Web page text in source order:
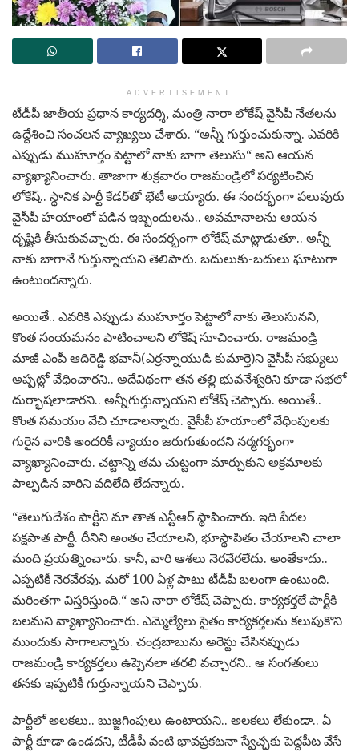
ADVERTISEMENT
టీడీపీ జాతీయ ప్ర‌ధాన కార్య‌ద‌ర్శి, మంత్రి నారా లోకేష్ వైసీపీ నేత‌ల‌ను
ఉద్దేశించి సంచ‌ల‌న వ్యాఖ్య‌లు చేశారు. “అన్నీ గుర్తుంచుకున్నా. ఎవ‌రికి
ఎప్పుడు ముహూర్తం పెట్టాలో నాకు బాగా తెలుసు“ అని ఆయ‌న
వ్యాఖ్యానించారు. తాజాగా శుక్ర‌వారం రాజ‌మండ్రిలో ప‌ర్య‌టించిన
లోకేష్‌.. స్థానిక పార్టీ కేడ‌ర్‌తో భేటీ అయ్యారు. ఈ సంద‌ర్భంగా ప‌లువురు
వైసీపీ హ‌యాంలో ప‌డిన ఇబ్బందుల‌ను.. అవ‌మానాల‌ను ఆయ‌న
దృష్టికి తీసుకువ‌చ్చారు. ఈ సంద‌ర్భంగా లోకేష్ మాట్లాడుతూ.. అన్నీ
నాకు బాగానే గుర్తున్నాయ‌ని తెలిపారు. బ‌దులుకు-బ‌దులు ఘాటుగా
ఉంటుంద‌న్నారు.
అయితే.. ఎవ‌రికి ఎప్పుడు ముహూర్తం పెట్టాలో నాకు తెలుసున‌ని,
కొంత సంయ‌మ‌నం పాటించాల‌ని లోకేష్ సూచించారు. రాజ‌మండ్రి
మాజీ ఎంపీ ఆదిరెడ్డి భ‌వానీ(ఎర్ర‌న్నాయుడి కుమార్తె)ని వైసీపీ స‌భ్యులు
అప్ప‌ట్లో వేధించార‌ని.. అదేవిథంగా త‌న త‌ల్లి భువ‌నేశ్వ‌రిని కూడా స‌భ‌లో
దుర్భాష‌లాడార‌ని.. అన్నీగుర్తున్నాయ‌ని లోకేష్ చెప్పారు. అయితే..
కొంత స‌మ‌యం వేచి చూడాలన్నారు. వైసీపీ హ‌యాంలో వేధింపుల‌కు
గురైన వారికి అంద‌రికీ న్యాయం జ‌రుగుతుంద‌ని న‌ర్మ‌గ‌ర్భంగా
వ్యాఖ్యానించారు. చ‌ట్టాన్ని త‌మ చుట్టంగా మార్చుకుని అక్ర‌మాల‌కు
పాల్ప‌డిన వారిని వ‌దిలేది లేద‌న్నారు.
“తెలుగుదేశం పార్టీని మా తాత ఎన్టీఆర్ స్థాపించారు. ఇది పేద‌ల
ప‌క్షపాత పార్టీ. దీనిని అంతం చేయాల‌ని, భూస్థాపితం చేయాలని చాలా
మంది ప్ర‌య‌త్నించారు. కానీ, వారి ఆశ‌లు నెర‌వేర‌లేదు. అంతేకాదు..
ఎప్ప‌టికీ నెర‌వేర‌వు. మ‌రో 100 ఏళ్ల పాటు టీడీపీ బ‌లంగా ఉంటుంది.
మ‌రింత‌గా విస్త‌రిస్తుంది.“ అని నారా లోకేష్ చెప్పారు. కార్య‌క‌ర్త‌లే పార్టీకి
బ‌ల‌మ‌ని వ్యాఖ్యానించారు. ఎమ్మెల్యేలు సైతం కార్య‌కర్త‌ల‌ను క‌లుపుకొని
ముందుకు సాగాల‌న్నారు. చంద్ర‌బాబును అరెస్టు చేసిన‌ప్పుడు
రాజ‌మండ్రి కార్య‌క‌ర్త‌లు ఉప్పెన‌లా త‌ర‌లి వ‌చ్చార‌ని.. ఆ సంగ‌తులు
త‌న‌కు ఇప్ప‌టికీ గుర్తున్నాయ‌ని చెప్పారు.
పార్టీలో అల‌క‌లు.. బుజ్జ‌గింపులు ఉంటాయ‌ని.. అల‌క‌లు లేకుండా.. ఏ
పార్టీ కూడా ఉండ‌ద‌ని, టీడీపీ వంటి భావ‌ప్ర‌క‌ట‌నా స్వేచ్ఛ‌కు పెద్ద‌పీట వేసే